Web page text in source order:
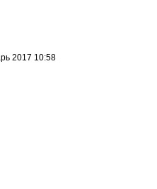
2017 10:58